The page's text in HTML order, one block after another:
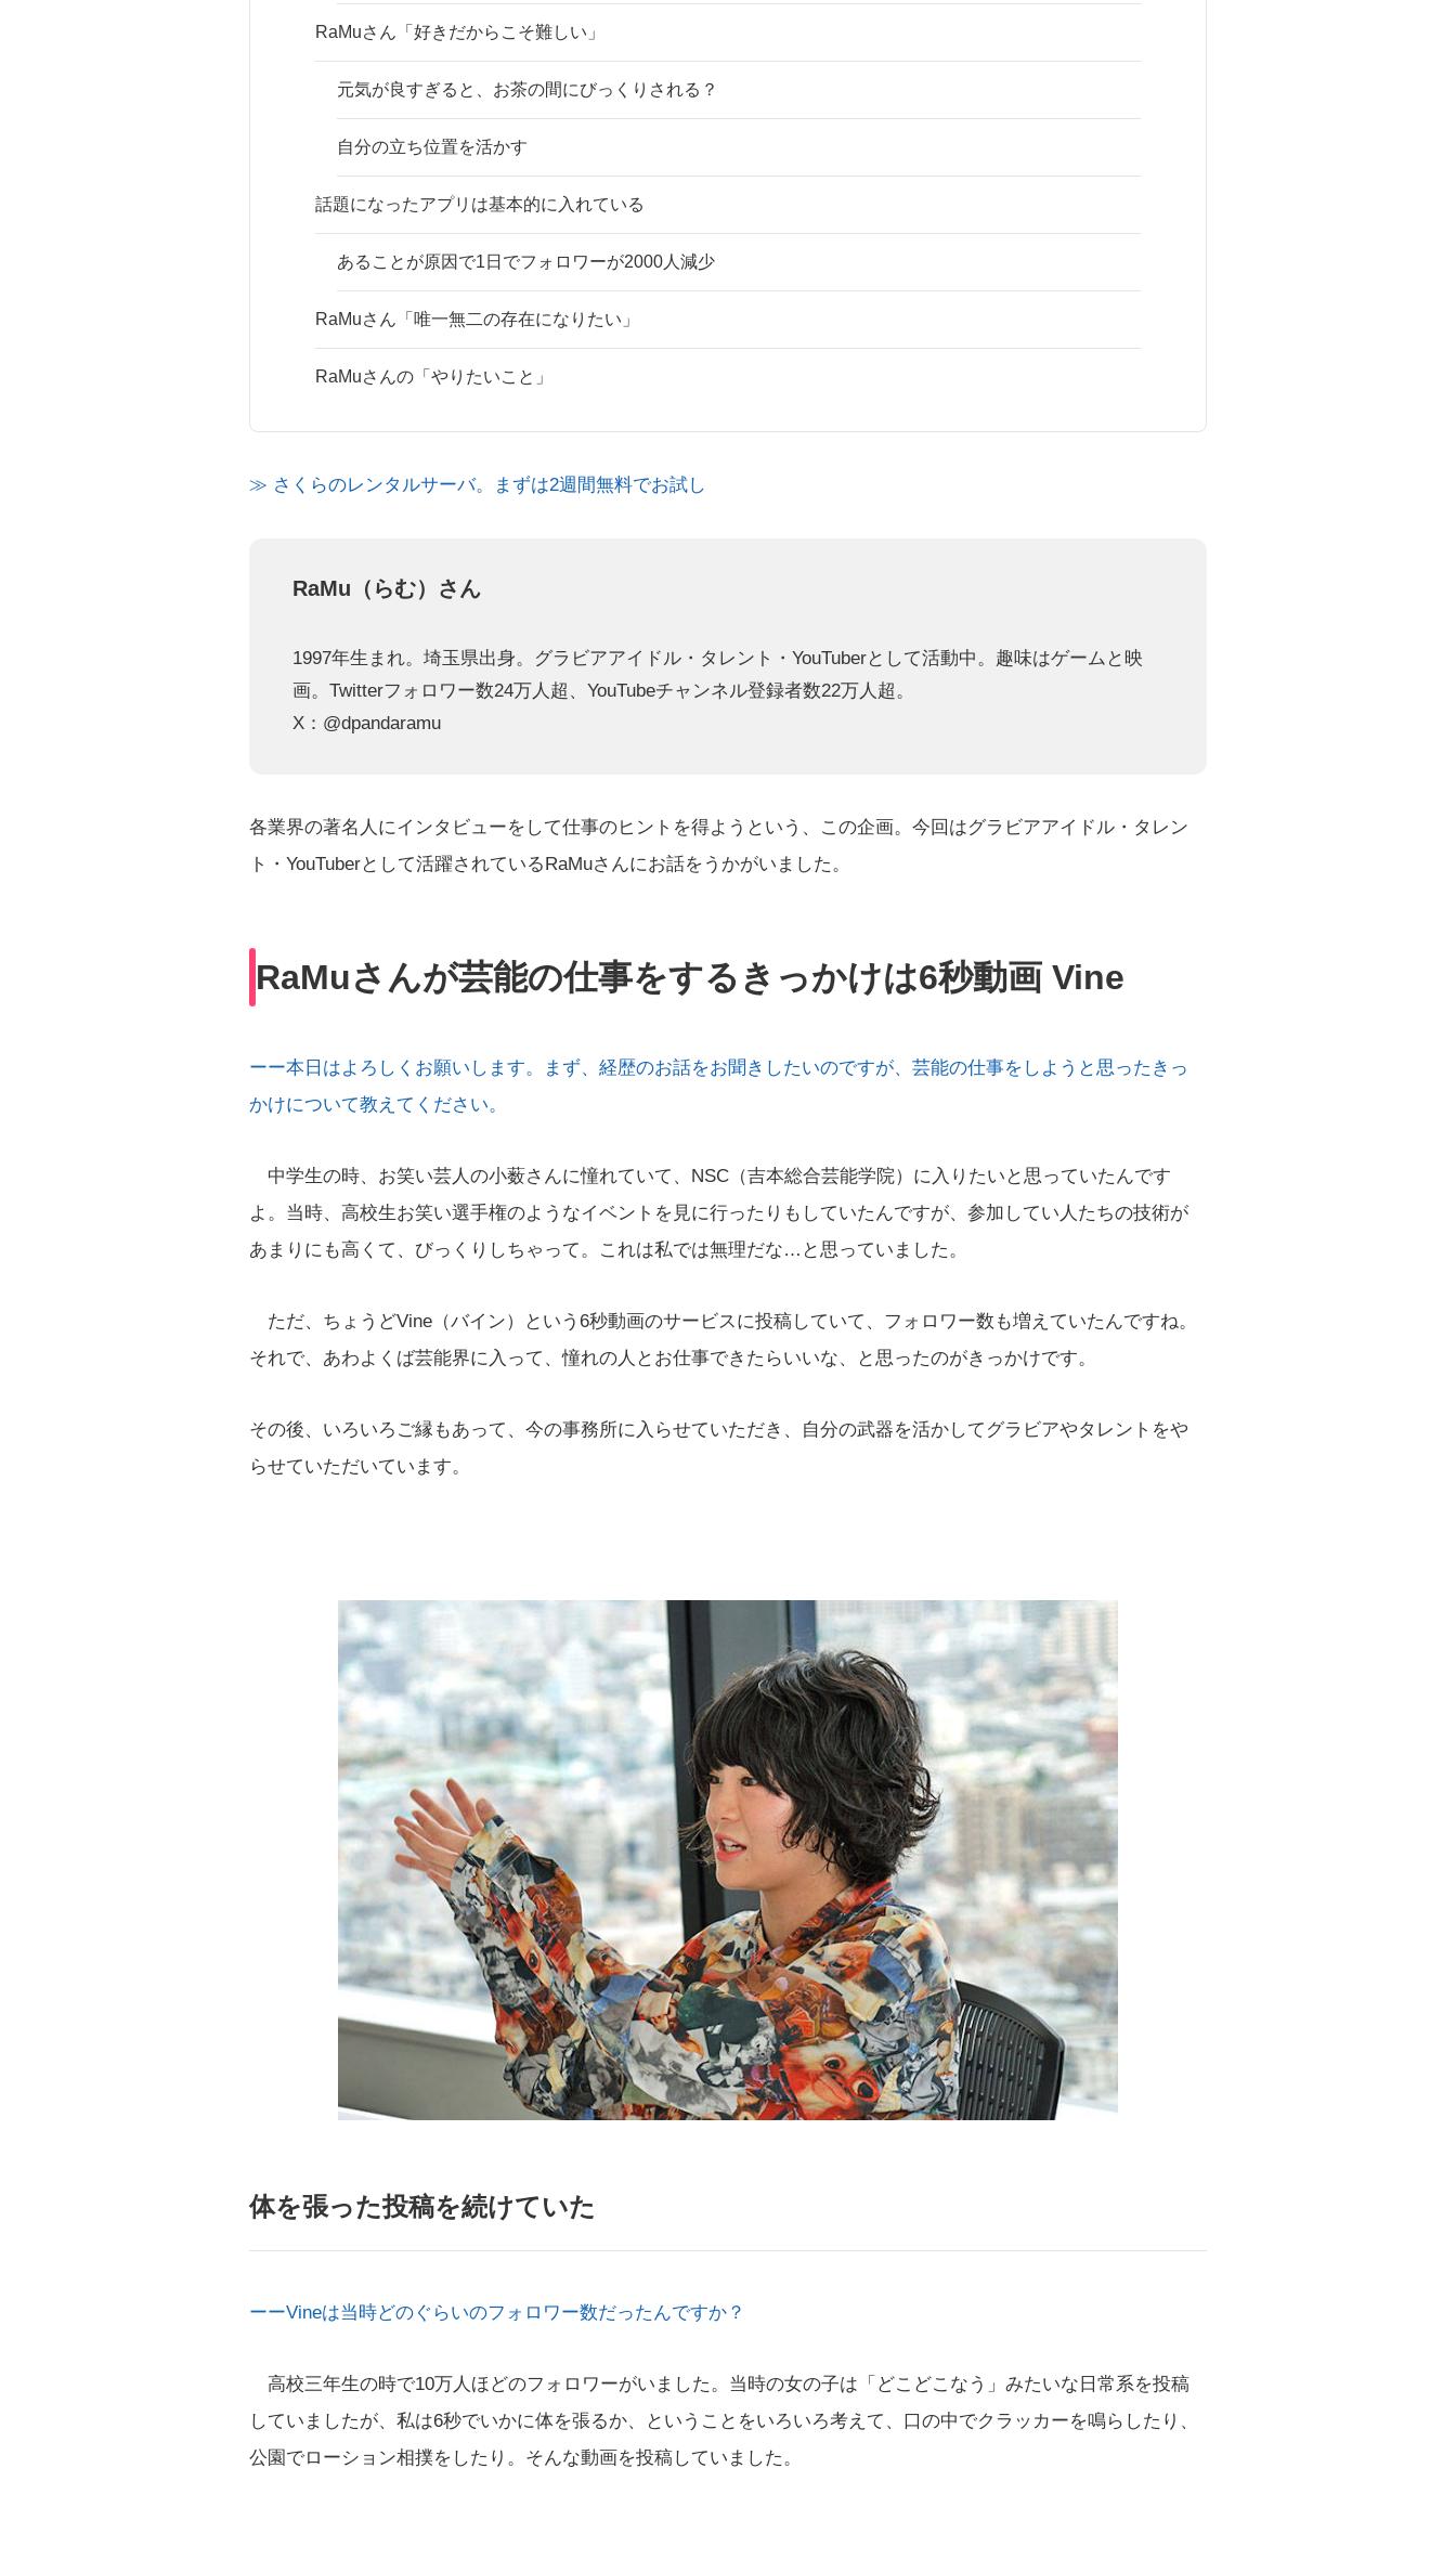
RaMuさん「好きだからこそ難しい」
元気が良すぎると、お茶の間にびっくりされる？
自分の立ち位置を活かす
話題になったアプリは基本的に入れている
あることが原因で1日でフォロワーが2000人減少
RaMuさん「唯一無二の存在になりたい」
RaMuさんの「やりたいこと」
≫ さくらのレンタルサーバ。まずは2週間無料でお試し
RaMu（らむ）さん
1997年生まれ。埼玉県出身。グラビアアイドル・タレント・YouTuberとして活動中。趣味はゲームと映
画。Twitterフォロワー数24万人超、YouTubeチャンネル登録者数22万人超。
X： @dpandaramu
各業界の著名人にインタビューをして仕事のヒントを得ようという、この企画。今回はグラビアアイドル・タレン
ト・YouTuberとして活躍されているRaMuさんにお話をうかがいました。
RaMuさんが芸能の仕事をするきっかけは6秒動画 Vine
ーー本日はよろしくお願いします。まず、経歴のお話をお聞きしたいのですが、芸能の仕事をしようと思ったきっ
かけについて教えてください。
中学生の時、お笑い芸人の小薮さんに憧れていて、NSC（吉本総合芸能学院）に入りたいと思っていたんです
よ。当時、高校生お笑い選手権のようなイベントを見に行ったりもしていたんですが、参加してい人たちの技術が
あまりにも高くて、びっくりしちゃって。これは私では無理だな…と思っていました。
ただ、ちょうどVine（バイン）という6秒動画のサービスに投稿していて、フォロワー数も増えていたんですね。
それで、あわよくば芸能界に入って、憧れの人とお仕事できたらいいな、と思ったのがきっかけです。
その後、いろいろご縁もあって、今の事務所に入らせていただき、自分の武器を活かしてグラビアやタレントをや
らせていただいています。
体を張った投稿を続けていた
ーーVineは当時どのぐらいのフォロワー数だったんですか？
高校三年生の時で10万人ほどのフォロワーがいました。当時の女の子は「どこどこなう」みたいな日常系を投稿
していましたが、私は6秒でいかに体を張るか、ということをいろいろ考えて、口の中でクラッカーを鳴らしたり、
公園でローション相撲をしたり。そんな動画を投稿していました。